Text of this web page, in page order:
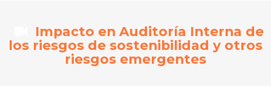
Impacto en Auditoría Interna de
los riesgos de sostenibilidad y otros
riesgos emergentes